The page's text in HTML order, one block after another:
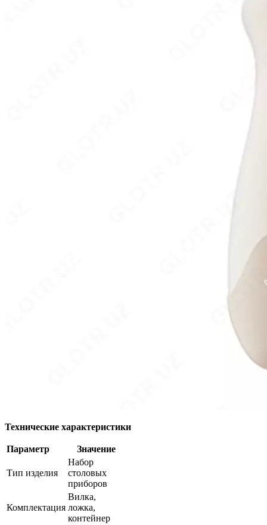
Технические характеристики
Параметр Значение
Тип изделия
Набор
столовых
приборов
Комплектация
Вилка,
ложка,
контейнер